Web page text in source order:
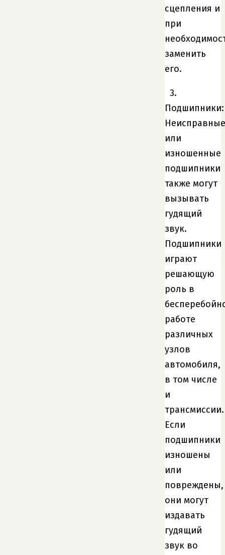
сцепления и
при
заменить
его.
3.
Подшипники:
Неисправные
или
изношенные
подшипники
также могут
вызывать
гудящий
звук.
Подшипники
играют
решающую
роль в
работе
различных
узлов
автомобиля,
в том числе
и
трансмиссии.
Если
подшипники
изношены
или
повреждены,
они могут
издавать
гудящий
звук во